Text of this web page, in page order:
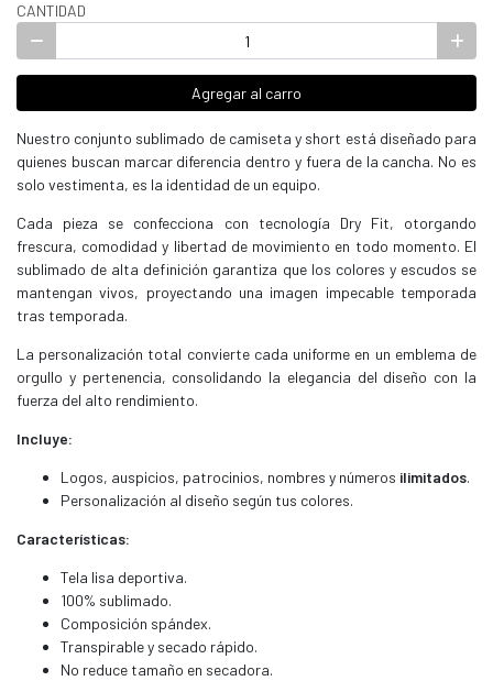
CANTIDAD
Agregar al carro
Nuestro conjunto sublimado de camiseta y short está diseñado para
quienes buscan marcar diferencia dentro y fuera de la cancha. No es
solo vestimenta, es la identidad de un equipo.
Cada pieza se confecciona con tecnología Dry Fit, otorgando
frescura, comodidad y libertad de movimiento en todo momento. El
sublimado de alta definición garantiza que los colores y escudos se
mantengan vivos, proyectando una imagen impecable temporada
tras temporada.
La personalización total convierte cada uniforme en un emblema de
orgullo y pertenencia, consolidando la elegancia del diseño con la
fuerza del alto rendimiento.
Incluye:
Logos, auspicios, patrocinios, nombres y números ilimitados.
Personalización al diseño según tus colores.
Características:
Tela lisa deportiva.
100% sublimado.
Composición spándex.
Transpirable y secado rápido.
No reduce tamaño en secadora.